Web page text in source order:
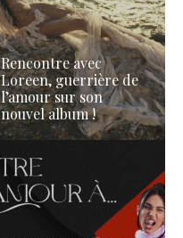
Rencontre avec
Loreen, guerrière de
l’amour sur son
nouvel album !